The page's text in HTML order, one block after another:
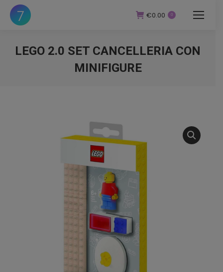
€0.00 0
LEGO 2.0 SET CANCELLERIA CON
MINIFIGURE